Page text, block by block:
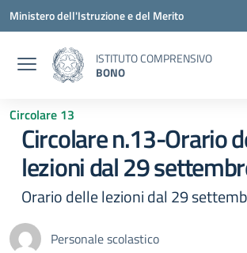
Vai ai contenuti
Vai al menu di navigazione
Vai al footer
Ministero dell'Istruzione e del Merito
ISTITUTO COMPRENSIVO
BONO
Circolare 13
Circolare n.13-Orario
lezioni dal 29
Orario delle lezioni dal 29
Personale scolastico